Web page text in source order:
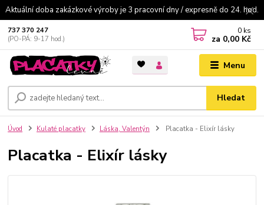
Aktuální doba zakázkové výroby je 3 pracovní dny / expresně do 24. hod.
Menu
Hledat
737 370 247
(PO-PÁ: 9-17 hod.)
0 ks
za 0,00 Kč
Úvod Kulaté placatky Láska, Valentýn Placatka - Elixír lásky
Placatka - Elixír lásky